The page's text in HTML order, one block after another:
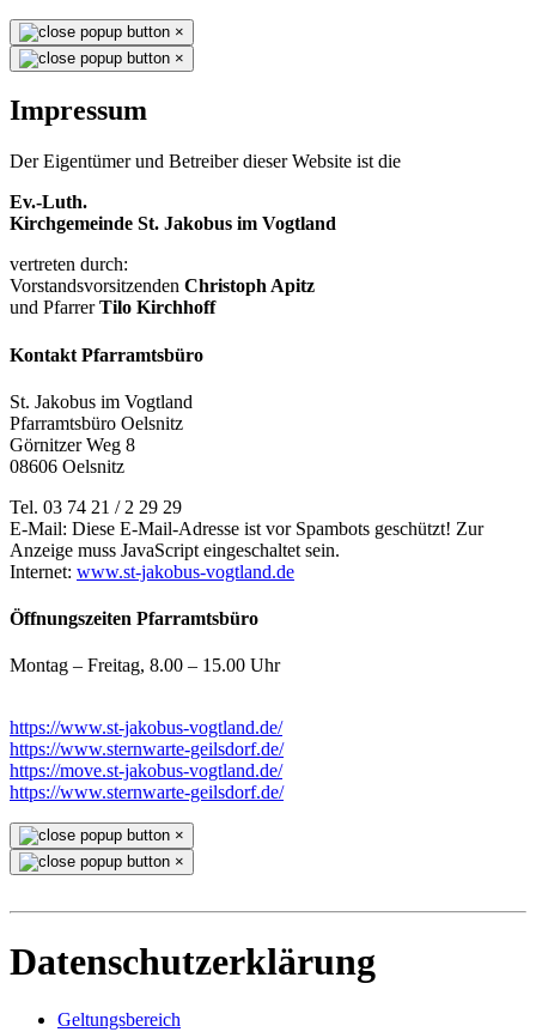
×
×
Impressum
Der Eigentümer und Betreiber dieser Website ist die
Ev.-Luth.
Kirchgemeinde St. Jakobus im Vogtland
vertreten durch:
Vorstandsvorsitzenden Christoph Apitz
und PfarrerTilo Kirchhoff
Kontakt Pfarramtsbüro
St. Jakobus im Vogtland
Pfarramtsbüro Oelsnitz
Görnitzer Weg 8
08606 Oelsnitz
Tel. 03 74 21 / 2 29 29
E-Mail: Diese E-Mail-Adresse ist vor Spambots geschützt! Zur
Anzeige muss JavaScript eingeschaltet sein.
Internet: www.st-jakobus-vogtland.de
Öffnungszeiten Pfarramtsbüro
Montag – Freitag, 8.00 – 15.00 Uhr
https://www.st-jakobus-vogtland.de/
https://www.sternwarte-geilsdorf.de/
https://move.st-jakobus-vogtland.de/
https://www.sternwarte-geilsdorf.de/
×
×
Datenschutzerklärung
Geltungsbereich